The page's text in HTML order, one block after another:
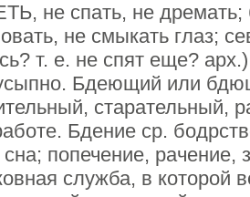
не спать, не дремать;
не смыкать глаз;
т. е. не спят еще?
Бдеющий или
старательный,
Бдение ср.
попечение, рачение,
служба, в которой